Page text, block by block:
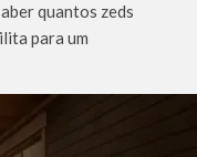
quantos zeds
para um